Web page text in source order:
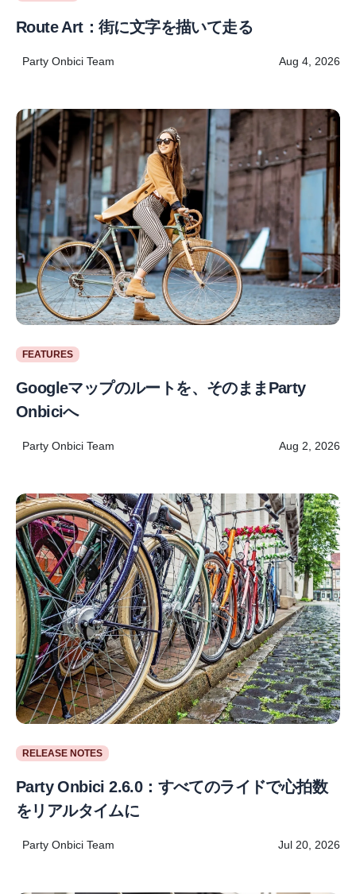
Route Art：街に文字を描いて走る
Party Onbici Team Aug 4, 2026
FEATURES
Googleマップのルートを、そのままParty
Onbiciへ
Party Onbici Team Aug 2, 2026
RELEASE NOTES
Party Onbici 2.6.0：すべてのライドで心拍数
をリアルタイムに
Party Onbici Team Jul 20, 2026